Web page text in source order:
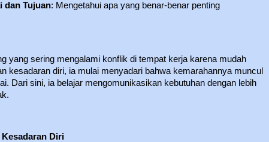
dan Tujuan: Mengetahui apa yang benar-benar penting
yang sering mengalami konflik di tempat kerja karena mudah
kesadaran diri, ia mulai menyadari bahwa kemarahannya muncul
Dari sini, ia belajar mengomunikasikan kebutuhan dengan lebih
Diri